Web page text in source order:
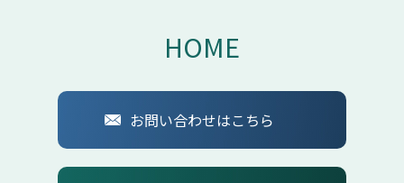
HOME
お問い合わせはこちら